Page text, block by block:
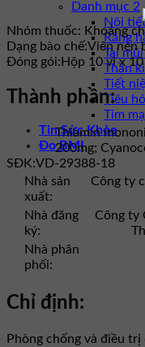
Danh mục 2
Nội
Răng
Tai
Thần
Tiết
Tiêu
Tim
Tin Sức Khỏe
Đo BMI
Nhóm thuốc: Khoáng
Dạng bào chế:Viên nén
Đóng gói: Hộp 10 vỉ x
Thành phần:
Thiamin
200mg;
SĐK:VD-29388-18
Nhà sản
xuất:
Công ty
Nhà đăng
ký:
Công ty
Nhà phân
phối:
Chỉ định:
Phòng chống và điều